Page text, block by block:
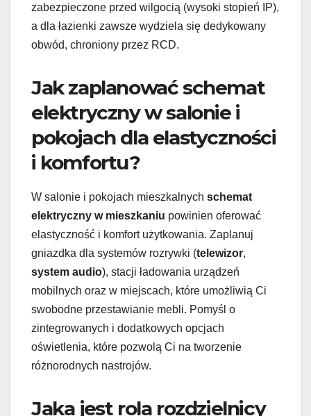
zabezpieczone przed wilgocią (wysoki stopień IP),
a dla łazienki zawsze wydziela się dedykowany
obwód, chroniony przez RCD.
Jak zaplanować schemat
elektryczny w salonie i
pokojach dla elastyczności
i komfortu?
W salonie i pokojach mieszkalnych schemat
elektryczny w mieszkaniu powinien oferować
elastyczność i komfort użytkowania. Zaplanuj
gniazdka dla systemów rozrywki (telewizor,
system audio), stacji ładowania urządzeń
mobilnych oraz w miejscach, które umożliwią Ci
swobodne przestawianie mebli. Pomyśl o
zintegrowanych i dodatkowych opcjach
oświetlenia, które pozwolą Ci na tworzenie
różnorodnych nastrojów.
Jaka jest rola rozdzielnicy